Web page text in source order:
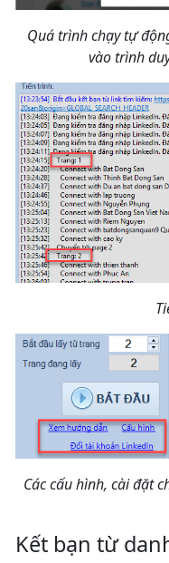
Quá trình chạy tự
vào trình
Các cấu hình, cài đặt
Kết bạn từ